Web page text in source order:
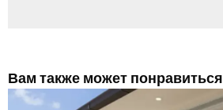
Вам также может понравиться